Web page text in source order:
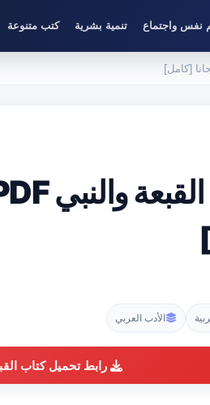
نفس واجتماع تنمية بشرية كتب متنوعة
الأدب العربي
رابط تحميل كتاب